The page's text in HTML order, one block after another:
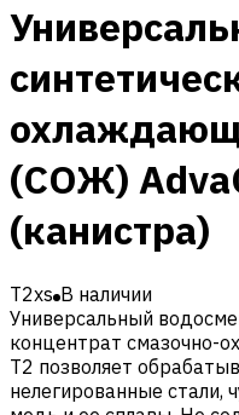
(СОЖ)
(канистра)
T2xs В наличии
Универсальный
концентрат
T2 позволяет
нелегированные стали,